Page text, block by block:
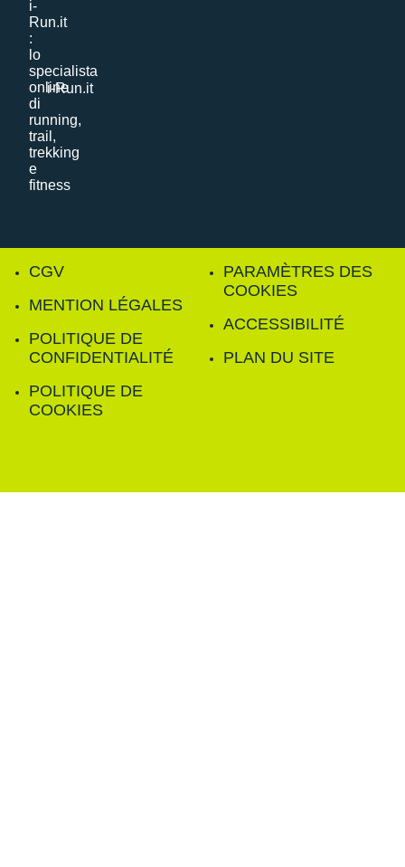
i-Run.it
CGV
MENTION LÉGALES
POLITIQUE DE
CONFIDENTIALITÉ
POLITIQUE DE
COOKIES
PARAMÈTRES DES
COOKIES
ACCESSIBILITÉ
PLAN DU SITE